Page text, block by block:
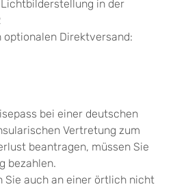
in der
optionalen Direktversand:
bei einer deutschen
Vertretung zum
beantragen, müssen Sie
bezahlen.
Sie auch an einer örtlich nicht